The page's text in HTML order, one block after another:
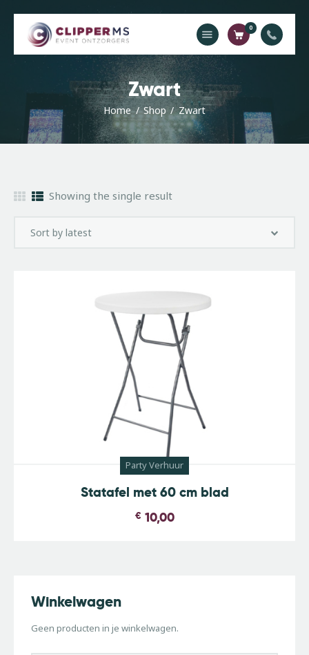
0
Zwart
Home Shop Zwart
Home
Catalogus
Offerte
Contact
Showing the single result
Party Verhuur
Statafel met 60 cm blad
€ 10,00
Winkelwagen
Geen producten in je winkelwagen.